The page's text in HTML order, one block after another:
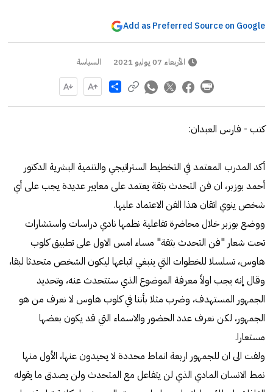
Add as Preferred Source on Google
الأربعاء 07 يوليو 2021 السياسة
Share
كتب - فارس العبدان:
أكد المدرب المعتمد في التخطيط الستراتيجي والتنمية البشرية الدكتور
أحمد بوزبر، ان فن التحدث بثقة يعتمد على معايير عديدة يجب على أي
شخص ينوي اتقان هذا الفن الاعتماد عليها.
ووضع بوزبر خلال محاضرة تفاعلية نظمها نادي دراسات واستشارات
تحت شعار "فن التحدث بثقة" مساء امس الاول على تطبيق كلوب
هاوس، تسلسلا للخطوات التي ينبغي اتباعها ليكون الشخص متحدثا لبقا،
وقال إنه يجب اولاً معرفة الموضوع الذي ستتحدث عنه، وتحديد
الجمهور المستهدف، وضرب مثلا بأننا في كلوب هاوس لا نعرف من هو
الجمهور، لكن نعرف عدد الحضور والاسماء التي قد يكون بعضها
مستعارا.
ولفت الى ان للجمهور اربعة انماط محددة لا يحيدون عنها، الأول منها
نمط الانسان المادي الذي لن يتفاعل مع المتحدث ولن يصدق ما يقوله